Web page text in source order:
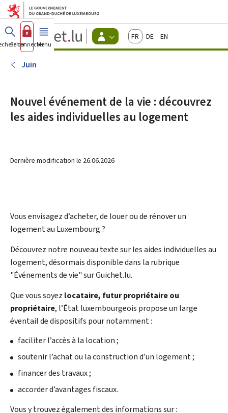
Aller au menu principal
Aller au contenu
Guichet.lu
Changer
d'espace
FrançaisDeutschEnglish
Se connecterMenu principal
Juin
Nouvel événement de la vie : découvrez
les aides individuelles au logement
Dernière modification le 26.06.2026
Vous envisagez d’acheter, de louer ou de rénover un
logement au Luxembourg ?
Découvrez notre nouveau texte sur les aides individuelles au
logement, désormais disponible dans la rubrique
"Événements de vie" sur Guichet.lu.
Que vous soyez locataire, futur propriétaire ou
propriétaire, l’État luxembourgeois propose un large
éventail de dispositifs pour notamment :
faciliter l’accès à la location ;
soutenir l’achat ou la construction d’un logement ;
financer des travaux ;
accorder d’avantages fiscaux.
Vous y trouvez également des informations sur :